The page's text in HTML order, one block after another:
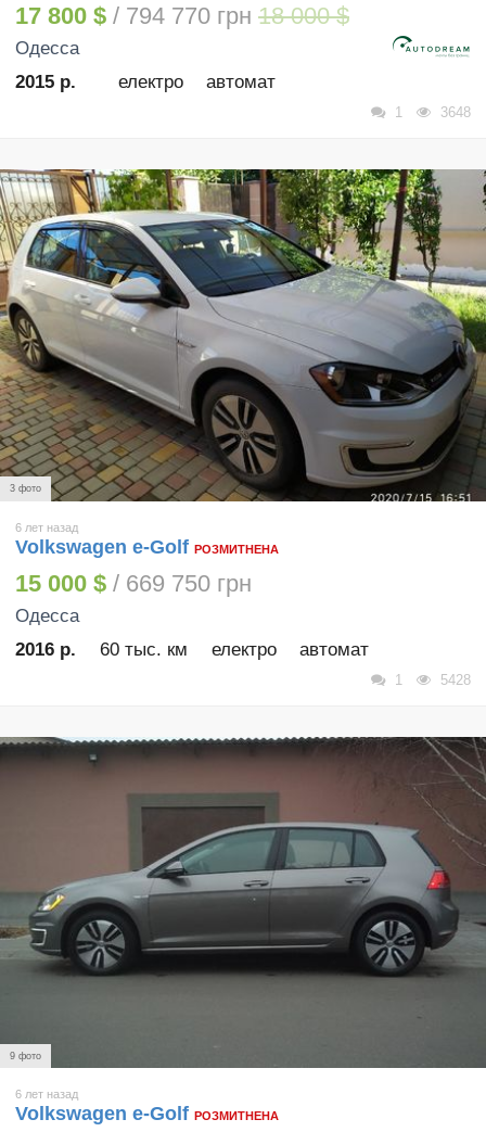
17 800 $ / 794 770 грн 18 000 $
Одесса
2015 р.
електро автомат
1 3648
3 фото
6 лет назад
Volkswagen e-Golf РОЗМИТНЕНА
15 000 $ / 669 750 грн
Одесса
2016 р.
60 тыс. км електро автомат
1 5428
9 фото
6 лет назад
Volkswagen e-Golf РОЗМИТНЕНА